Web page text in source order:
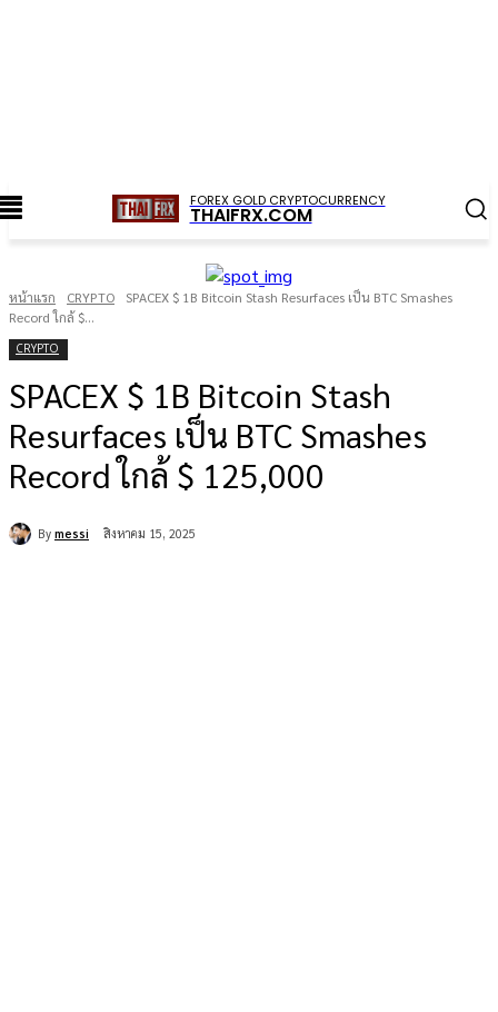
FOREX GOLD CRYPTOCURRENCY
THAIFRX.COM
หน้าแรก CRYPTO
SPACEX $ 1B Bitcoin Stash Resurfaces เป็น BTC Smashes
Record ใกล้ $...
CRYPTO
SPACEX $ 1B Bitcoin Stash
Resurfaces เป็น BTC Smashes
Record ใกล้ $ 125,000
By messi สิงหาคม 15, 2025